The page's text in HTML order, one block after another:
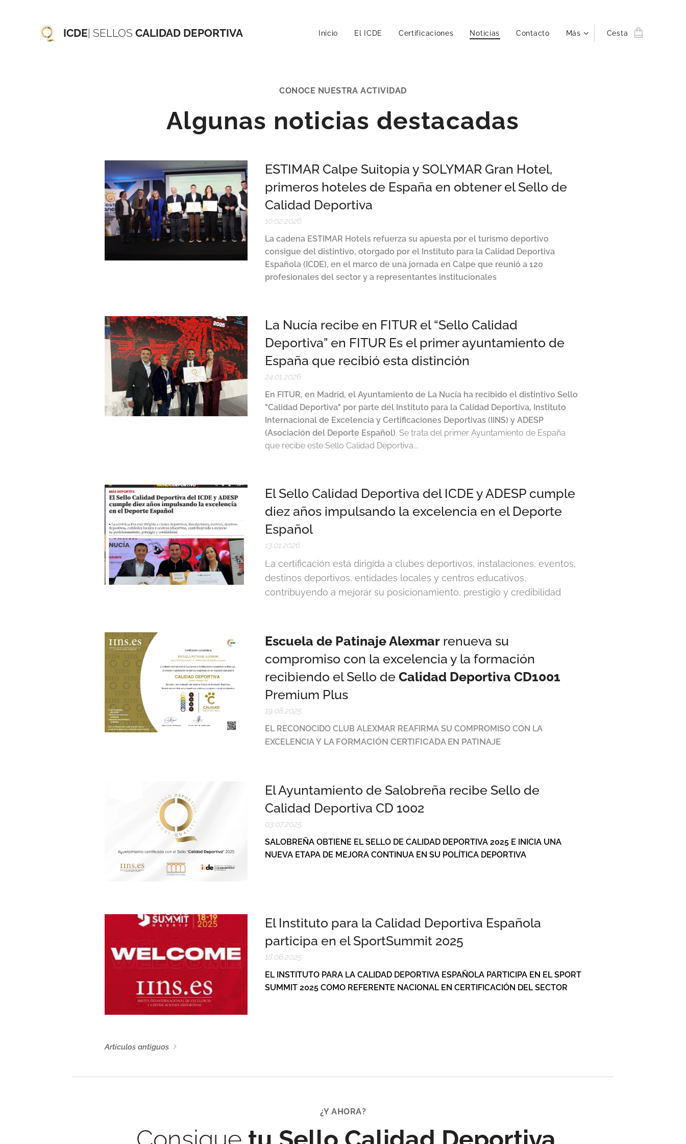
ICDE| SELLOS CALIDAD DEPORTIVA Inicio El ICDE Certificaciones Noticias Contacto Más Cesta
CONOCE NUESTRA ACTIVIDAD
Algunas noticias destacadas
ESTIMAR Calpe Suitopia y SOLYMAR Gran Hotel,
primeros hoteles de España en obtener el Sello de
Calidad Deportiva
10.02.2026
La cadena ESTIMAR Hotels refuerza su apuesta por el turismo deportivo
consigue del distintivo, otorgado por el Instituto para la Calidad Deportiva
Española (ICDE), en el marco de una jornada en Calpe que reunió a 120
profesionales del sector y a representantes institucionales
La Nucía recibe en FITUR el “Sello Calidad
Deportiva” en FITUR Es el primer ayuntamiento de
España que recibió esta distinción
24.01.2026
En FITUR, en Madrid, el Ayuntamiento de La Nucía ha recibido el distintivo Sello
"Calidad Deportiva" por parte del Instituto para la Calidad Deportiva, Instituto
Internacional de Excelencia y Certificaciones Deportivas (IINS) y ADESP
(Asociación del Deporte Español). Se trata del primer Ayuntamiento de España
que recibe este Sello Calidad Deportiva...
El Sello Calidad Deportiva del ICDE y ADESP cumple
diez años impulsando la excelencia en el Deporte
Español
13.01.2026
La certificación está dirigida a clubes deportivos, instalaciones, eventos,
destinos deportivos, entidades locales y centros educativos,
contribuyendo a mejorar su posicionamiento, prestigio y credibilidad
Escuela de Patinaje Alexmar renueva su
compromiso con la excelencia y la formación
recibiendo el Sello deCalidad Deportiva CD1001
Premium Plus
19.08.2025
EL RECONOCIDO CLUB ALEXMAR REAFIRMA SU COMPROMISO CON LA
EXCELENCIA Y LA FORMACIÓN CERTIFICADA EN PATINAJE
El Ayuntamiento de Salobreña recibe Sello de
Calidad Deportiva CD 1002
03.07.2025
SALOBREÑA OBTIENE EL SELLO DE CALIDAD DEPORTIVA 2025 E INICIA UNA
NUEVA ETAPA DE MEJORA CONTINUA EN SU POLÍTICA DEPORTIVA
El Instituto para la Calidad Deportiva Española
participa en el SportSummit 2025
18.06.2025
EL INSTITUTO PARA LA CALIDAD DEPORTIVA ESPAÑOLA PARTICIPA EN EL SPORT
SUMMIT 2025 COMO REFERENTE NACIONAL EN CERTIFICACIÓN DEL SECTOR
Artículos antiguos
¿Y AHORA?